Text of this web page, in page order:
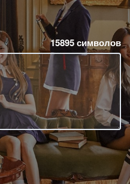
15895символов